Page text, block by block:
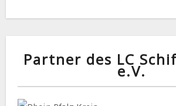
Partner des LC
e.V.